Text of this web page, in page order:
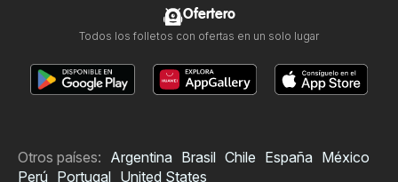
Ofertero
Todos los folletos con ofertas en un solo lugar
Otros países: Argentina Brasil Chile España México
Perú Portugal United States